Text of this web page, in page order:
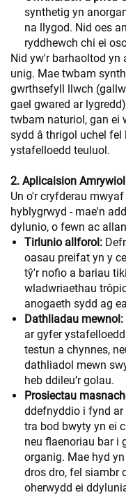
synthetig yn
na llygod. Nid oes
ryddhewch chi ei
Nid yw'r barhaoltod yn
unig. Mae twbam
gwrthsefyll llwch
gael gwared ar
twbam naturiol, gan ei
sydd â thrigol uchel fel
ystafelloedd teuluol.
2. Aplicaision
Un o'r cryfderau
hyblygrwyd - mae'n
dylunio, o fewn ac
Tirlunio allforol:
oasau preifat yn y
tŷ'r nofio a bariau
wladwriaethau
anogaeth sydd ag
Dathliadau mewnol:
ar gyfer
testun a chynnes,
dathliadol mewn
heb ddileu’r golau.
Prosiectau
ddefnyddio i fynd
tra bod bwyty yn ei
neu flaenoriau bar i
organig. Mae hyd
dros dro, fel siambr
oherwydd ei